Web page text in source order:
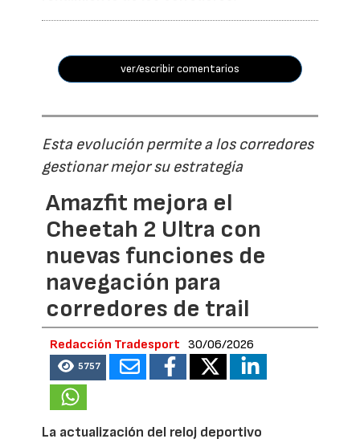
ver/escribir comentarios
Esta evolución permite a los corredores
gestionar mejor su estrategia
Amazfit mejora el
Cheetah 2 Ultra con
nuevas funciones de
navegación para
corredores de trail
Redacción Tradesport 30/06/2026
5757
La actualización del reloj deportivo